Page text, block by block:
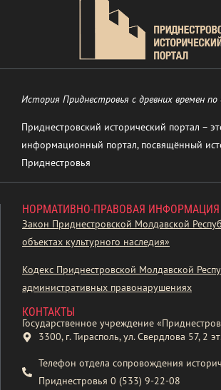
История Приднестровья с древних времен по
Приднестровский исторический портал –
информационный портал, посвящённый
Приднестровья
НОРМАТИВНО-ПРАВОВАЯ ИНФОРМАЦИЯ
Закон Приднестровской Молдавской
объектах культурного наследия»
Кодекс Приднестровской Молдавской
административных правонарушениях
КОНТАКТЫ
Государственное учреждение
3300, г. Тирасполь, ул. Свердлова 57, 2
Телефон отдела сопровождения
Приднестровья 0 (533) 9-22-08